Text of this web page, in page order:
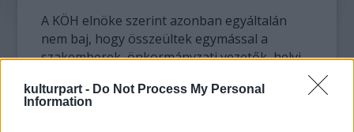
kulturpart - Do Not Process My Personal
Information
A KÖH elnöke szerint azonban egyáltalán
nem baj, hogy összeültek egymással a
szakemberek, önkormányzati vezetők, helyi
ügynökség munkatársai a jáki templom
értékeinek megóvása érdekében, hiszen az